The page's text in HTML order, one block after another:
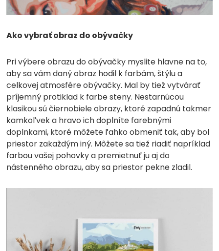
Ako vybrať obraz do obývačky
Pri výbere obrazu do obývačky myslite hlavne na to,
aby sa vám daný obraz hodil k farbám, štýlu a
celkovej atmosfére obývačky. Mal by tiež vytvárať
príjemný protiklad k farbe steny. Nestarnúcou
klasikou sú čiernobiele obrazy, ktoré zapadnú takmer
kamkoľvek a hravo ich doplníte farebnými
doplnkami, ktoré môžete ľahko obmeniť tak, aby bol
priestor zakaždým iný. Môžete sa tiež riadiť napríklad
farbou vašej pohovky a premietnuť ju aj do
nástenného obrazu, aby sa priestor pekne zladil.